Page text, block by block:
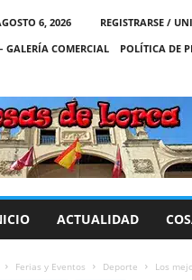
6, 2026
REGISTRARSE /
GALERÍA COMERCIAL
POLÍTICA DE
ACTUALIDAD
Ferias y Eventos Deporte Los